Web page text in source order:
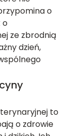
o
o
ze zbrodnią
dzień,
to
o zdrowie